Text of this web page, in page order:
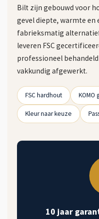
Bilt zijn gebouwd voor
gevel diepte, warmte en
fabrieksmatig
leveren FSC
professioneel
vakkundig afgewerkt.
FSC hardhout KOMO
Kleur naar keuze
10 jaar